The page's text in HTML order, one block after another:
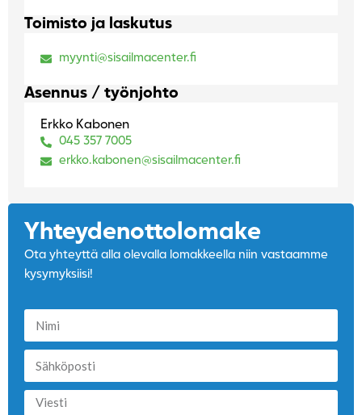
Toimisto ja laskutus
myynti@sisailmacenter.fi
Asennus / työnjohto
Erkko Kabonen
045 357 7005
erkko.kabonen@sisailmacenter.fi
Yhteydenotto­lomake
Ota yhteyttä alla olevalla lomakkeella niin vastaamme
kysymyksiisi!